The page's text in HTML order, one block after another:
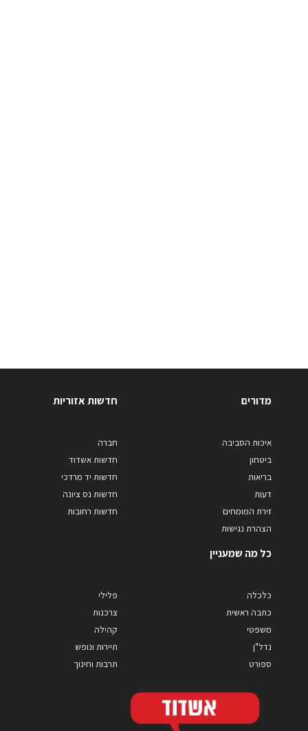
מדורים
איכות הסביבה
ביטחון
בריאות
דעות
זירת המומחים
הצהרת נגישות
חדשות אזוריות
חברה
חדשות אשדוד
חדשות יד מרדכי
חדשות נס ציונה
חדשות רחובות
כל מה שמעניין
כלכלה
כתבה ראשית
משפטי
נדל"ן
ספורט
פלילי
צרכנות
קהילה
תיירות ונופש
תרבות וחינוך